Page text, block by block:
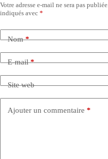
Votre adresse e-mail ne sera pas publiée.
indiqués avec *
Nom*
E-mail*
Site web
Ajouter un commentaire *